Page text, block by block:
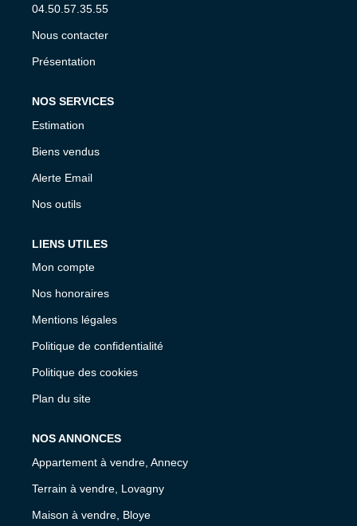
04.50.57.35.55
Nous contacter
Présentation
NOS SERVICES
Estimation
Biens vendus
Alerte Email
Nos outils
LIENS UTILES
Mon compte
Nos honoraires
Mentions légales
Politique de confidentialité
Politique des cookies
Plan du site
NOS ANNONCES
Appartement à vendre, Annecy
Terrain à vendre, Lovagny
Maison à vendre, Bloye